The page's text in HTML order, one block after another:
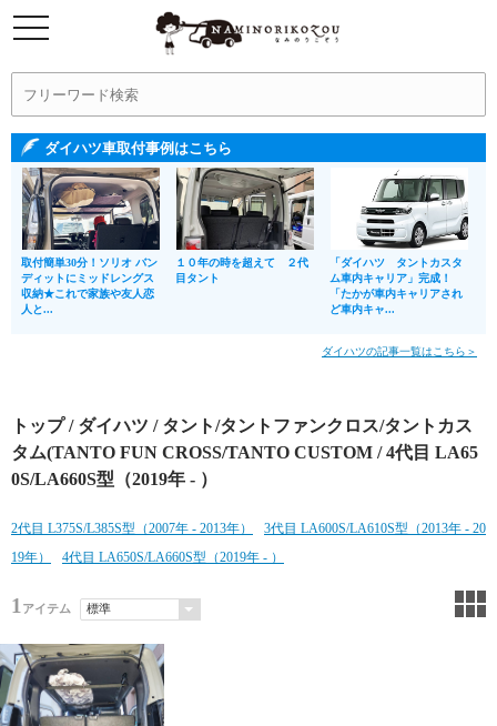
ダイハツ車取付事例はこちら
取付簡単30分！ソリオ バン
ディットにミッドレングス
収納★これで家族や友人恋
人と...
１０年の時を超えて ２代
目タント
「ダイハツ タントカスタ
ム車内キャリア」完成！
「たかが車内キャリアされ
ど車内キャ...
ダイハツの記事一覧はこちら＞
トップ/ ダイハツ / タント/タントファンクロス/タントカス
タム(TANTO FUN CROSS/TANTO CUSTOM / 4代目 LA65
0S/LA660S型（2019年 - ）
2代目 L375S/L385S型（2007年 - 2013年）
3代目 LA600S/LA610S型（2013年 - 20
19年）
4代目 LA650S/LA660S型（2019年 - ）
1 アイテム